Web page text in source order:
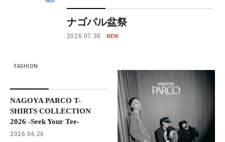
ナゴパル盆祭
2026.07.30
FASHION
NAGOYA PARCO T-
SHIRTS COLLECTION
2026 -Seek Your Tee-
2026.06.26